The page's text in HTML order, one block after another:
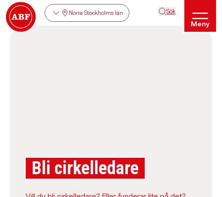
Norra Stockholms län Sök
Meny
Bli cirkelledare